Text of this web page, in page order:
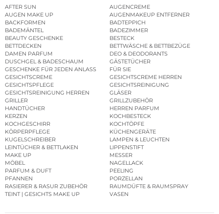
AFTER SUN
AUGENCREME
AUGEN MAKE UP
AUGENMAKEUP ENTFERNER
BACKFORMEN
BADTEPPICH
BADEMÄNTEL
BADEZIMMER
BEAUTY GESCHENKE
BESTECK
BETTDECKEN
BETTWÄSCHE & BETTBEZÜGE
DAMEN PARFUM
DEO & DEODORANTS
DUSCHGEL & BADESCHAUM
GÄSTETÜCHER
GESCHENKE FÜR JEDEN ANLASS
FÜR SIE
GESICHTSCREME
GESICHTSCREME HERREN
GESICHTSPFLEGE
GESICHTSREINIGUNG
GESICHTSREINIGUNG HERREN
GLÄSER
GRILLER
GRILLZUBEHÖR
HANDTÜCHER
HERREN PARFUM
KERZEN
KOCHBESTECK
KOCHGESCHIRR
KOCHTÖPFE
KÖRPERPFLEGE
KÜCHENGERÄTE
KUGELSCHREIBER
LAMPEN & LEUCHTEN
LEINTÜCHER & BETTLAKEN
LIPPENSTIFT
MAKE UP
MESSER
MÖBEL
NAGELLACK
PARFUM & DUFT
PEELING
PFANNEN
PORZELLAN
RASIERER & RASUR ZUBEHÖR
RAUMDÜFTE & RAUMSPRAY
TEINT | GESICHTS MAKE UP
VASEN